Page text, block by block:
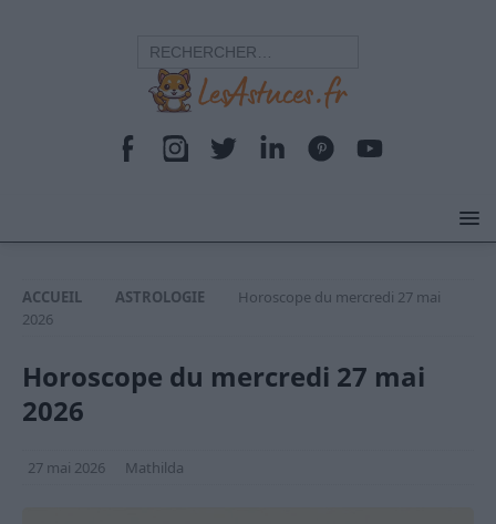
ACCUEIL ASTROLOGIE
Horoscope du mercredi 27 mai
2026
Horoscope du mercredi 27 mai
2026
27 mai 2026 Mathilda